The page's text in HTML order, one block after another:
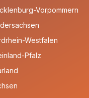
Vorpommern
Westfalen
Pfalz